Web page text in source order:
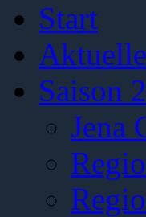
Start
Saison
Jena